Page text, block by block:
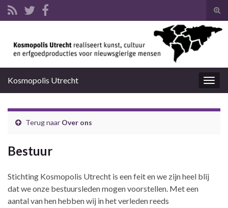
Kosmopolis Utrecht
Terug naar Over ons
Bestuur
Stichting Kosmopolis Utrecht is een feit en we zijn heel blij
dat we onze bestuursleden mogen voorstellen. Met een
aantal van hen hebben wij in het verleden reeds